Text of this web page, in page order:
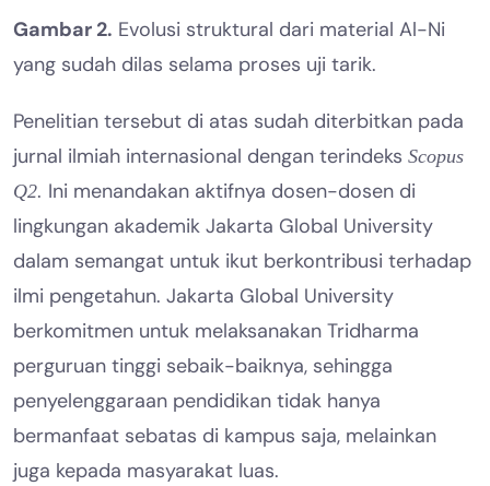
Gambar 2. Evolusi struktural dari material Al-Ni
yang sudah dilas selama proses uji tarik.
Penelitian tersebut di atas sudah diterbitkan pada
jurnal ilmiah internasional dengan terindeks Scopus
Q2. Ini menandakan aktifnya dosen-dosen di
lingkungan akademik Jakarta Global University
dalam semangat untuk ikut berkontribusi terhadap
ilmi pengetahun. Jakarta Global University
berkomitmen untuk melaksanakan Tridharma
perguruan tinggi sebaik-baiknya, sehingga
penyelenggaraan pendidikan tidak hanya
bermanfaat sebatas di kampus saja, melainkan
juga kepada masyarakat luas.